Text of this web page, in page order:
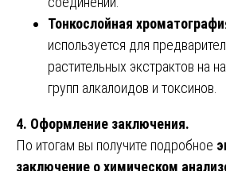
Тонкослойная
используется для
растительных экстрактов на
групп алкалоидов и токсинов.
4. Оформление заключения.
По итогам вы получите подробное
заключение о химическом